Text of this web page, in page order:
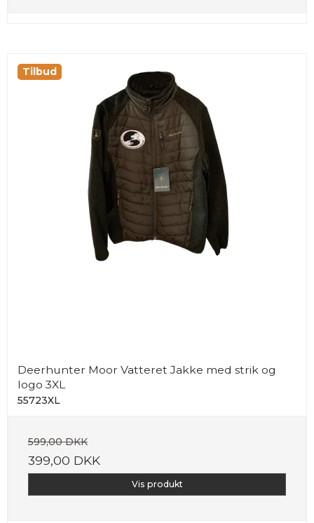
Tilbud
Deerhunter Moor Vatteret Jakke med strik og
logo 3XL
55723XL
599,00 DKK
399,00 DKK
Vis produkt